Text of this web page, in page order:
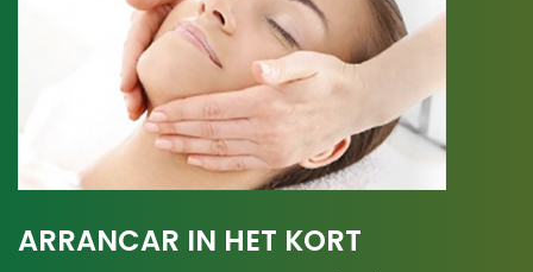
ARRANCAR IN HET KORT